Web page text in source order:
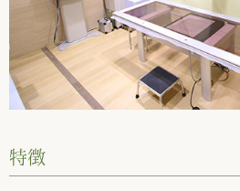
特徴